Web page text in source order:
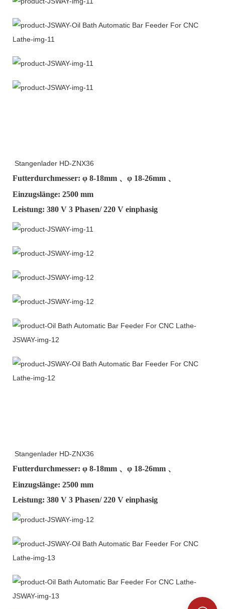
Stangenlader HD-ZNX36
Futterdurchmesser: φ 8-18mm 、φ 18-26mm 、
Einzugslänge: 2500 mm
Leistung: 380 V 3 Phasen/ 220 V einphasig
Stangenlader HD-ZNX36
Futterdurchmesser: φ 8-18mm 、φ 18-26mm 、
Einzugslänge: 2500 mm
Leistung: 380 V 3 Phasen/ 220 V einphasig